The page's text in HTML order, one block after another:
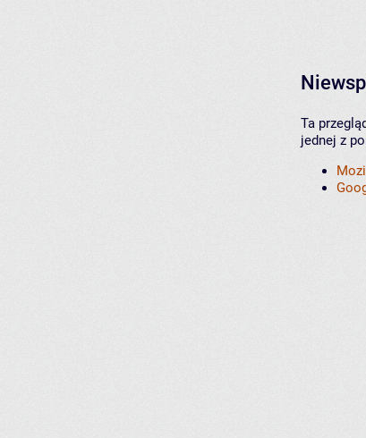
Ta
jednej z